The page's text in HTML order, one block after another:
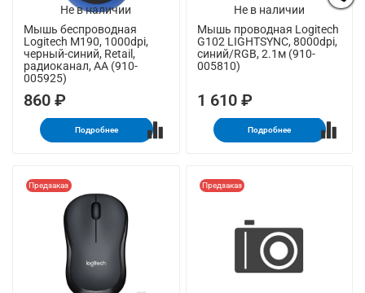
Не в наличии
Мышь беспроводная
Logitech M190, 1000dpi,
черный-синий, Retail,
радиоканал, AA (910-
005925)
860 ₽
Подробнее
Не в наличии
Мышь проводная Logitech
G102 LIGHTSYNC, 8000dpi,
синий/RGB, 2.1м (910-
005810)
1 610 ₽
Подробнее
Предзаказ Предзаказ